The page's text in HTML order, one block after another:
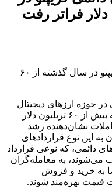
در حوزه ارزهای دیجیتال
شاهد حجم معاملاتی بی‌سابقه‌ای بود که بیش از ۶۰ تریلیون دلار
نشان‌دهنده رشد
این نوع قراردادهای
دائمی، که نوعی قرارداد
می‌شوند، به معامله‌گران
به خرید و فروش
قیمت بهره‌مند شوند.